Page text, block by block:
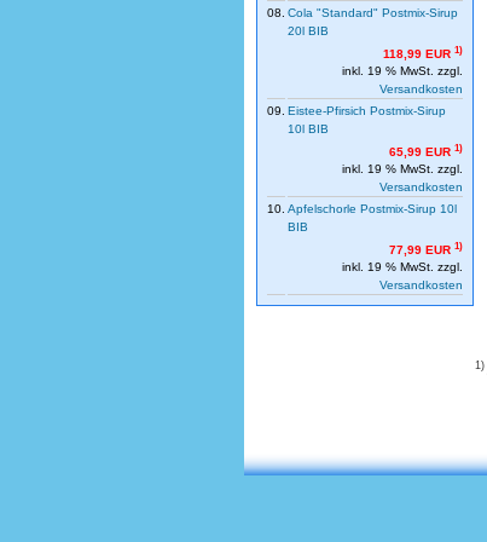
08. Cola "Standard" Postmix-Sirup
20l BIB
118,99 EUR 1)
inkl. 19 % MwSt. zzgl.
Versandkosten
09. Eistee-Pfirsich Postmix-Sirup
10l BIB
65,99 EUR 1)
inkl. 19 % MwSt. zzgl.
Versandkosten
10. Apfelschorle Postmix-Sirup 10l
BIB
77,99 EUR 1)
inkl. 19 % MwSt. zzgl.
Versandkosten
1)